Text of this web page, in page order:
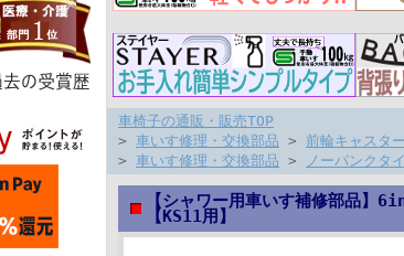
車椅子の通販・販売TOP
> 車いす修理・交換部品 > 前輪キャスター
> 車いす修理・交換部品 > ノーパンクタ
【シャワー用車いす補修部品】
【KS11用】